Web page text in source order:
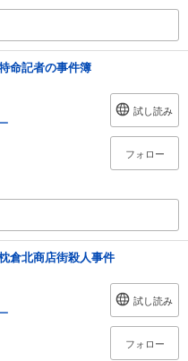
命記者の事件簿
試し読み
フォロー
倉北商店街殺人事件
試し読み
フォロー